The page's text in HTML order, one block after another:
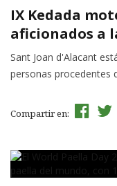
IX Kedada
aficionados a
Sant Joan d'Alacant
personas procedentes
Compartir en: